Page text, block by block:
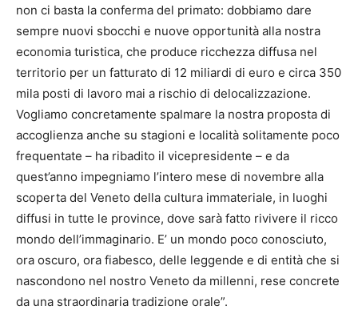
non ci basta la conferma del primato: dobbiamo dare
sempre nuovi sbocchi e nuove opportunità alla nostra
economia turistica, che produce ricchezza diffusa nel
territorio per un fatturato di 12 miliardi di euro e circa 350
mila posti di lavoro mai a rischio di delocalizzazione.
Vogliamo concretamente spalmare la nostra proposta di
accoglienza anche su stagioni e località solitamente poco
frequentate – ha ribadito il vicepresidente – e da
quest’anno impegniamo l’intero mese di novembre alla
scoperta del Veneto della cultura immateriale, in luoghi
diffusi in tutte le province, dove sarà fatto rivivere il ricco
mondo dell’immaginario. E’ un mondo poco conosciuto,
ora oscuro, ora fiabesco, delle leggende e di entità che si
nascondono nel nostro Veneto da millenni, rese concrete
da una straordinaria tradizione orale”.